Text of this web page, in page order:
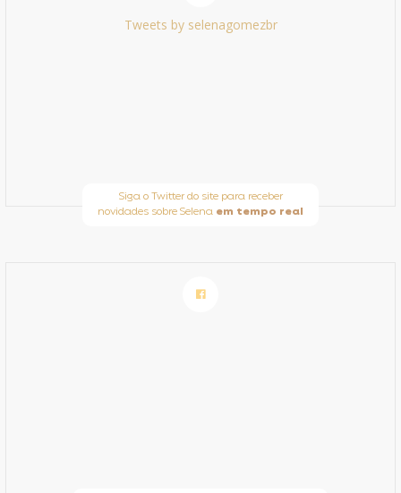
Tweets by selenagomezbr
Siga o Twitter do site para receber
novidades sobre Selena em tempo real